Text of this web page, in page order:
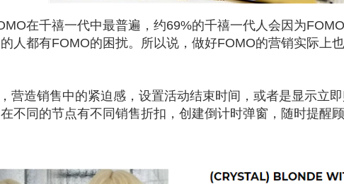
在千禧一代中最普遍，约69%的千禧一代人会因为
人都有FOMO的困扰。所以说，做好FOMO的营销实际上
营造销售中的紧迫感，设置活动结束时间，或者是显示立
不同的节点有不同销售折扣，创建倒计时弹窗，随时提醒顾